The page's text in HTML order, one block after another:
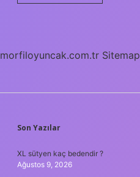
Ekim
?
morfiloyuncak.com.tr Sitemap
SIDEBAR
Son Yazılar
XL sütyen kaç bedendir ?
Ağustos 9, 2026